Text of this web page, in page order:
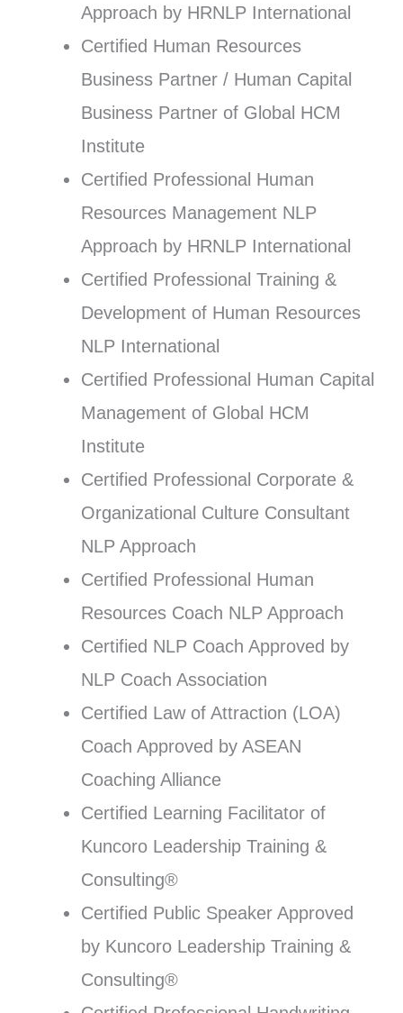
Approach by HRNLP International
Certified Human Resources
Business Partner / Human Capital
Business Partner of Global HCM
Institute
Certified Professional Human
Resources Management NLP
Approach by HRNLP International
Certified Professional Training &
Development of Human Resources
NLP International
Certified Professional Human Capital
Management of Global HCM
Institute
Certified Professional Corporate &
Organizational Culture Consultant
NLP Approach
Certified Professional Human
Resources Coach NLP Approach
Certified NLP Coach Approved by
NLP Coach Association
Certified Law of Attraction (LOA)
Coach Approved by ASEAN
Coaching Alliance
Certified Learning Facilitator of
Kuncoro Leadership Training &
Consulting®
Certified Public Speaker Approved
by Kuncoro Leadership Training &
Consulting®